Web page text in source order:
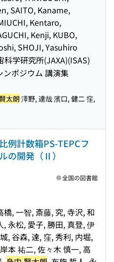
SAITO, Kaname,
Kentaro,
Kenji, KUBO,
SHOJI, Yasuhiro
学研究所(JAXA)(ISAS)
ポジウム 講演集
太朗 澤野, 達哉 濱口, 健二 窪,
例計数箱PS-TEPCフ
の開発（Ⅱ）
, 一智, 斎藤, 究, 寺沢, 和
, 永松, 愛子, 勝田, 真登, 伊
, 谷森, 達, 窪, 秀利, 内堀,
本 祐二, 佐々木 慎一, 高
全国の図書館